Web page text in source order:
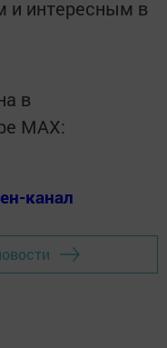
интересным в
в
MАХ:
канал